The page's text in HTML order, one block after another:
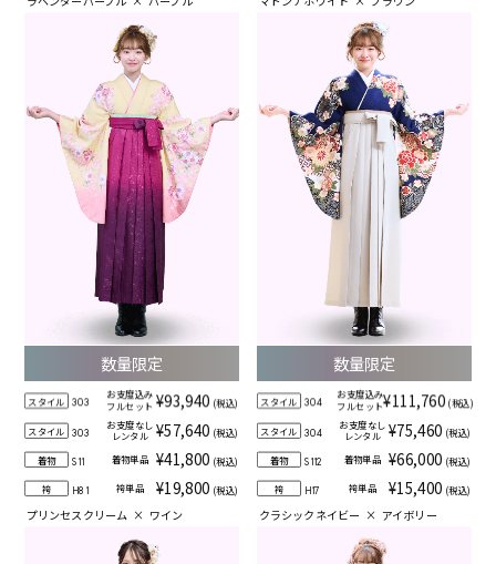
数量限定
スタイル 303
お支度込み
フルセット ¥93,940 (税込)
スタイル 303
お支度なし
レンタル
¥57,640 (税込)
着物 S11 着物単品 ¥41,800 (税込)
袴 H81 袴単品 ¥19,800 (税込)
プリンセスクリーム × ワイン
数量限定
スタイル 304
お支度込み
フルセット¥111,760 (税込)
スタイル 304
お支度なし
レンタル ¥75,460 (税込)
着物 S112 着物単品 ¥66,000 (税込)
袴 H17 袴単品 ¥15,400 (税込)
クラシックネイビー × アイボリー